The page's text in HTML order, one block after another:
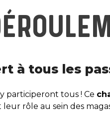
à tous les
y participeront tous ! Ce
leur rôle au sein des